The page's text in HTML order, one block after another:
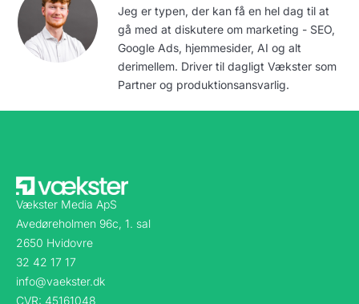
Jeg er typen, der kan få en hel dag til at
gå med at diskutere om marketing - SEO,
Google Ads, hjemmesider, AI og alt
derimellem. Driver til dagligt Vækster som
Partner og produktionsansvarlig.
Vækster Media ApS
Avedøreholmen 96c, 1. sal
2650 Hvidovre
32 42 17 17
info@vaekster.dk
CVR: 45161048